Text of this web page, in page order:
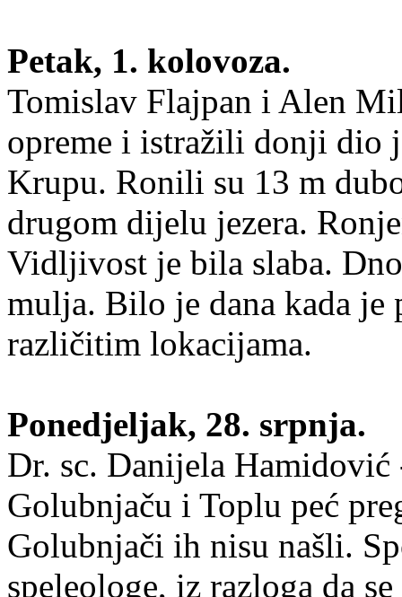
Petak, 1. kolovoza.
Tomislav Flajpan i Alen
opreme i istražili donji dio
Krupu. Ronili su 13 m
drugom dijelu jezera.
Vidljivost je bila slaba.
mulja. Bilo je dana kada
različitim lokacijama.
Ponedjeljak, 28. srpnja.
Dr. sc. Danijela
Golubnjaču i Toplu peć
Golubnjači ih nisu našli.
speleologe, iz razloga da